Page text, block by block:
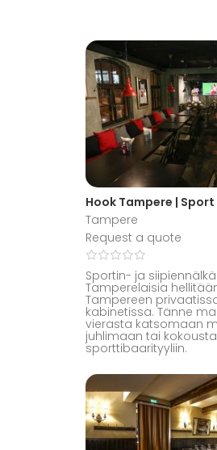
Hook Tampere | Sport
Tampere
Request a quote
Sportin- ja
Tamperelaisia
Tampereen
kabinetissa. Tänne
vierasta katsomaan
juhlimaan tai
sporttibaarityyliin.